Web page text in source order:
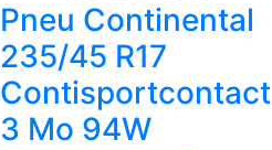
Pneu Continental
235/45 R17
Contisportcontact
3 Mo 94W